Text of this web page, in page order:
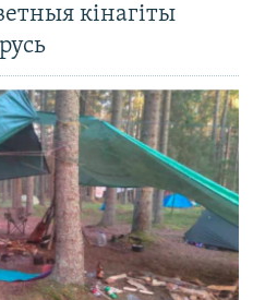
кінагіты